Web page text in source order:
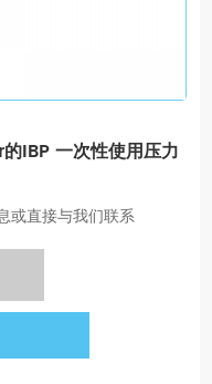
IBP 一次性使用压力
或直接与我们联系